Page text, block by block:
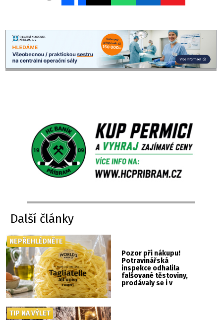
Další články
Pozor při nákupu!
Potravinářská
inspekce odhalila
falšované těstoviny,
prodávaly se i v
NEPŘEHLÉDNĚTE
TIP NA VÝLET